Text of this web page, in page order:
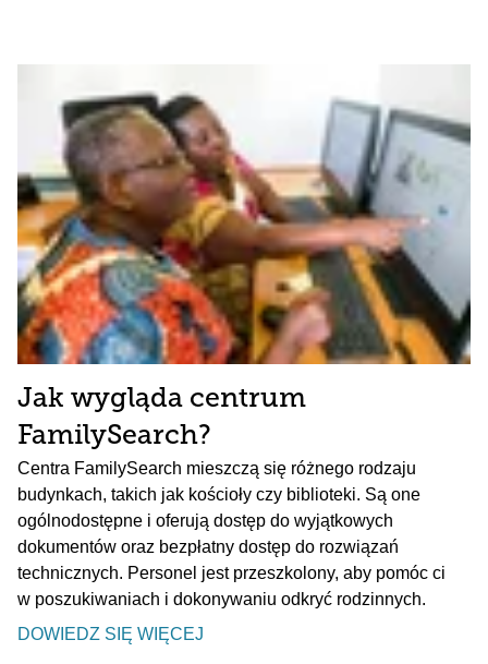
Jak wygląda centrum
FamilySearch?
Centra FamilySearch mieszczą się różnego rodzaju
budynkach, takich jak kościoły czy biblioteki. Są one
ogólnodostępne i oferują dostęp do wyjątkowych
dokumentów oraz bezpłatny dostęp do rozwiązań
technicznych. Personel jest przeszkolony, aby pomóc ci
w poszukiwaniach i dokonywaniu odkryć rodzinnych.
DOWIEDZ SIĘ WIĘCEJ